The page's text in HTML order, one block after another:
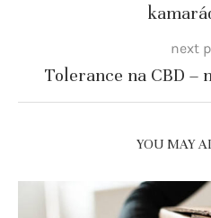
next
Tolerance na CBD –
YOU MAY